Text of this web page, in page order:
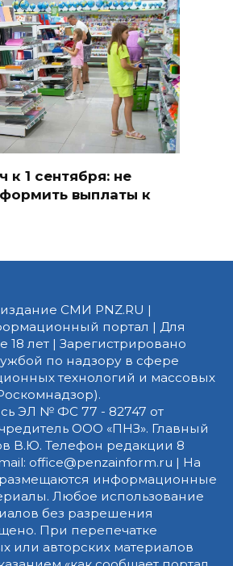
к 1 сентября: не
выплаты к
СМИ PNZ.RU |
портал | Для
18 лет | Зарегистрировано
по надзору в сфере
технологий и массовых
ЭЛ № ФС 77 - 82747 от
ООО «ПНЗ». Главный
В.Ю. Телефон редакции 8
office@penzainform.ru | На
размещаются информационные
Любое использование
без разрешения
При перепечатке
или авторских материалов